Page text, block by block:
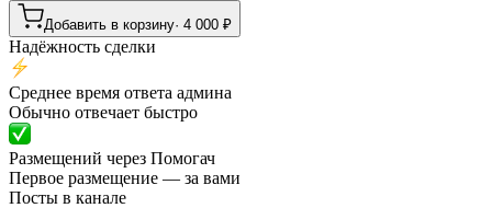
Добавить в корзину· 4 000 ₽
Надёжность сделки
Среднее время ответа админа
Обычно отвечает быстро
Размещений через Помогач
Первое размещение — за вами
Посты в канале